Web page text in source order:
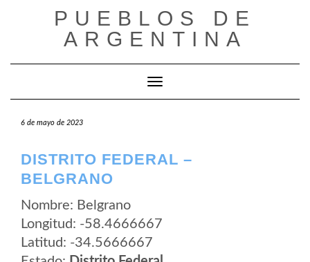
PUEBLOS DE
ARGENTINA
Cambiar modo de navegación
6 de mayo de 2023
DISTRITO FEDERAL –
BELGRANO
Nombre: Belgrano
Longitud: -58.4666667
Latitud: -34.5666667